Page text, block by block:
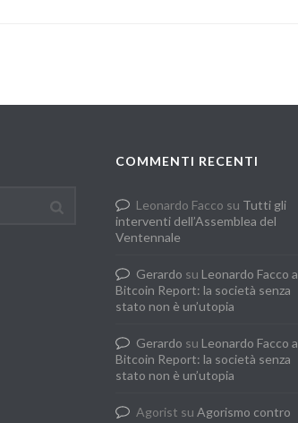
COMMENTI RECENTI
Leonardo Facco su Tutti gli
interventi dell’Assemblea del
Ventennale
Gerardo su Leonardo Facco a
Bitcoin Report: la società senza
stato non è un’utopia
Gerardo su Leonardo Facco a
Bitcoin Report: la società senza
stato non è un’utopia
Agorist su Agorismo contro